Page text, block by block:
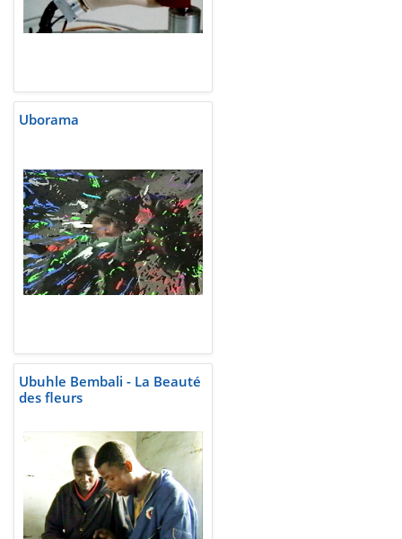
Uborama
Ubuhle Bembali - La Beauté
des fleurs